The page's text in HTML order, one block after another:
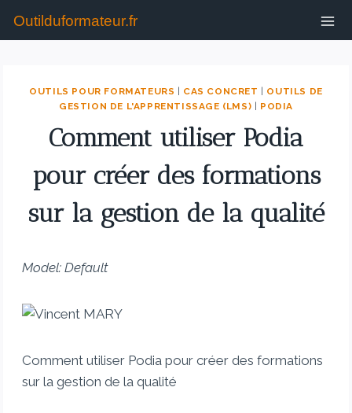
Outilduformateur.fr
OUTILS POUR FORMATEURS CAS CONCRET
OUTILS DE
GESTION DE L'APPRENTISSAGE (LMS)
PODIA
Comment utiliser Podia
pour créer des formations
sur la gestion de la qualité
Model: Default
Comment utiliser Podia pour créer des formations
sur la gestion de la qualité